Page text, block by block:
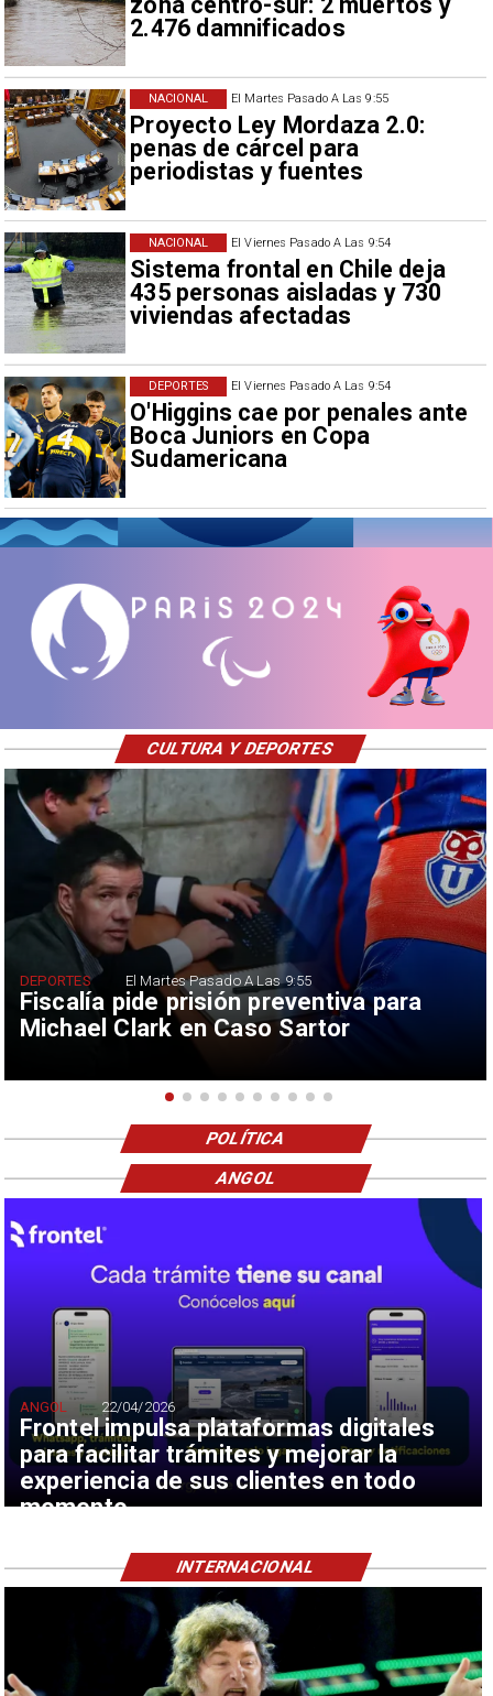
2.476 damnificados
El Martes Pasado A Las 9:55
Proyecto Ley Mordaza 2.0:
penas de cárcel para
periodistas y fuentes
NACIONAL
El Viernes Pasado A Las 9:54
Sistema frontal en Chile deja
435 personas aisladas y 730
viviendas afectadas
NACIONAL
El Viernes Pasado A Las 9:54
O'Higgins cae por penales ante
Boca Juniors en Copa
Sudamericana
DEPORTES
Fiscalía pide prisión preventiva para
Michael Clark en Caso Sartor
DEPORTES El Martes Pasado A Las 9:55
CULTURA Y DEPORTES
POLÍTICA
Frontel impulsa plataformas digitales
para facilitar trámites y mejorar la
experiencia de sus clientes en todo
momento
ANGOL 22/04/2026
ANGOL
INTERNACIONAL